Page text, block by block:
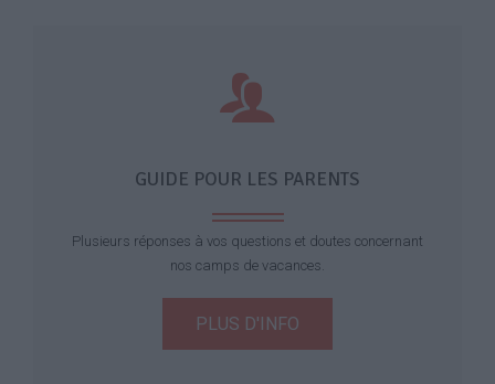
GUIDE POUR LES PARENTS
Plusieurs réponses à vos questions et doutes concernant
nos camps de vacances.
PLUS D'INFO